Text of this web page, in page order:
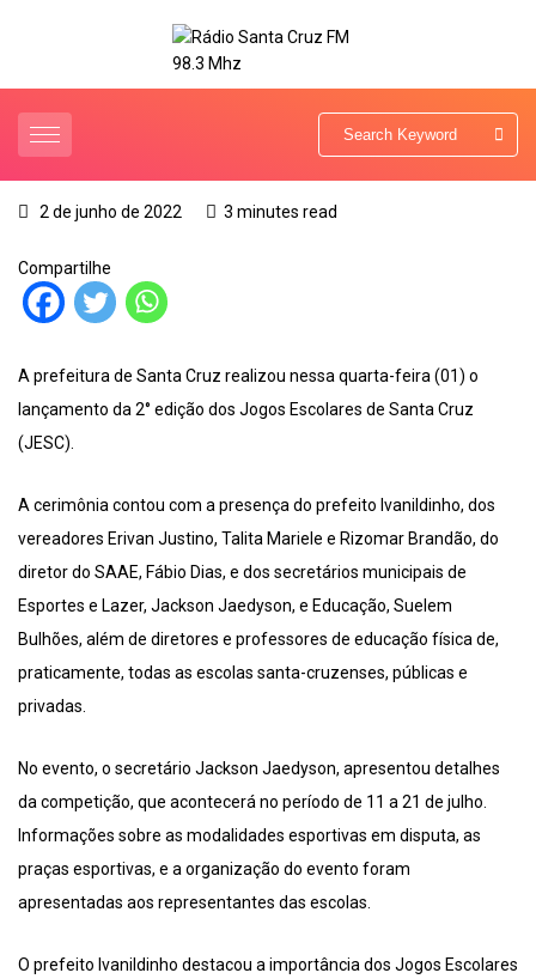
2 de junho de 2022 3 minutes read
Compartilhe
A prefeitura de Santa Cruz realizou nessa quarta-feira (01) o
lançamento da 2° edição dos Jogos Escolares de Santa Cruz
(JESC).
A cerimônia contou com a presença do prefeito Ivanildinho, dos
vereadores Erivan Justino, Talita Mariele e Rizomar Brandão, do
diretor do SAAE, Fábio Dias, e dos secretários municipais de
Esportes e Lazer, Jackson Jaedyson, e Educação, Suelem
Bulhões, além de diretores e professores de educação física de,
praticamente, todas as escolas santa-cruzenses, públicas e
privadas.
No evento, o secretário Jackson Jaedyson, apresentou detalhes
da competição, que acontecerá no período de 11 a 21 de julho.
Informações sobre as modalidades esportivas em disputa, as
praças esportivas, e a organização do evento foram
apresentadas aos representantes das escolas.
O prefeito Ivanildinho destacou a importância dos Jogos Escolares